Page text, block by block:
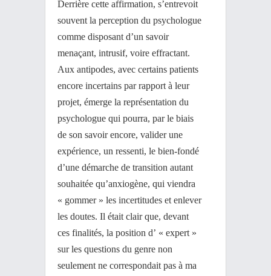
Derrière cette affirmation, s’entrevoit
souvent la perception du psychologue
comme disposant d’un savoir
menaçant, intrusif, voire effractant.
Aux antipodes, avec certains patients
encore incertains par rapport à leur
projet, émerge la représentation du
psychologue qui pourra, par le biais
de son savoir encore, valider une
expérience, un ressenti, le bien-fondé
d’une démarche de transition autant
souhaitée qu’anxiogène, qui viendra
« gommer » les incertitudes et enlever
les doutes. Il était clair que, devant
ces finalités, la position d’ « expert »
sur les questions du genre non
seulement ne correspondait pas à ma